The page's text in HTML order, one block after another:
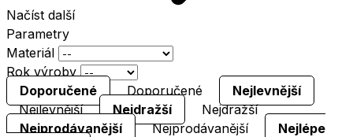
Načíst další
Parametry
Materiál
Rok výroby
Doporučené
Doporučené
Nejlevnější
Nejlevnější
Nejdražší
Nejdražší
Nejprodávanější
Nejprodávanější
Nejlépe